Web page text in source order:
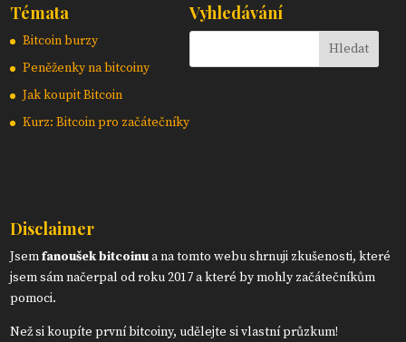
Témata
Bitcoin burzy
Peněženky na bitcoiny
Jak koupit Bitcoin
Kurz: Bitcoin pro začátečníky
Vyhledávání
Disclaimer
Jsemfanoušek bitcoinua na tomto webu shrnuji zkušenosti, které
jsem sám načerpal od roku 2017 a které by mohly začátečníkům
pomoci.
Než si koupíte první bitcoiny, udělejte si vlastní průzkum!